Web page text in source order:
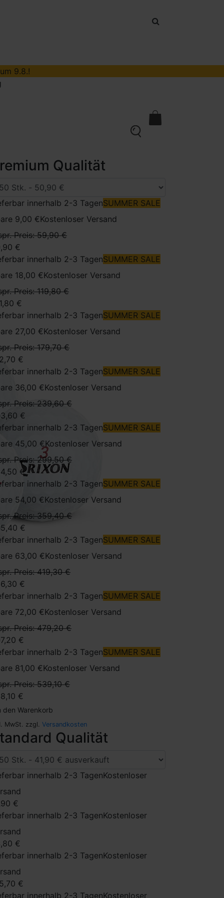
9.8.!
Qualität
innerhalb 2-3 TagenSUMMER SALE
9,00 €Kostenloser Versand
Preis: 59,90 €
€
innerhalb 2-3 TagenSUMMER SALE
18,00 €Kostenloser Versand
Preis: 119,80 €
€
innerhalb 2-3 TagenSUMMER SALE
27,00 €Kostenloser Versand
Preis: 179,70 €
€
innerhalb 2-3 TagenSUMMER SALE
36,00 €Kostenloser Versand
Preis: 239,60 €
€
innerhalb 2-3 TagenSUMMER SALE
45,00 €Kostenloser Versand
Preis: 299,50 €
€
innerhalb 2-3 TagenSUMMER SALE
54,00 €Kostenloser Versand
Preis: 359,40 €
€
innerhalb 2-3 TagenSUMMER SALE
63,00 €Kostenloser Versand
Preis: 419,30 €
€
innerhalb 2-3 TagenSUMMER SALE
72,00 €Kostenloser Versand
Preis: 479,20 €
€
innerhalb 2-3 TagenSUMMER SALE
81,00 €Kostenloser Versand
Preis: 539,10 €
€
den Warenkorb
MwSt. zzgl. Versandkosten
Qualität
innerhalb 2-3 TagenKostenloser
€
innerhalb 2-3 TagenKostenloser
€
innerhalb 2-3 TagenKostenloser
€
innerhalb 2-3 TagenKostenloser